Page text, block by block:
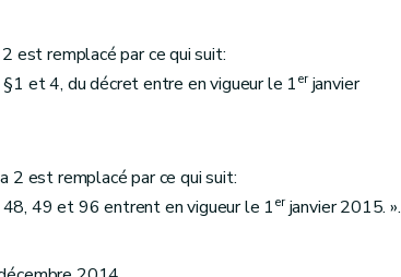
est remplacé par ce qui suit:
et 4, du décret entre en vigueur le 1erjanvier
2 est remplacé par ce qui suit:
49 et 96 entrent en vigueur le 1erjanvier 2015. ».